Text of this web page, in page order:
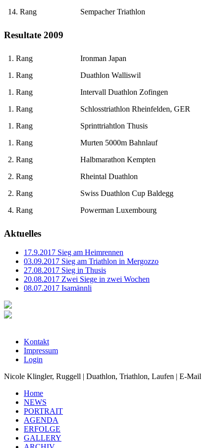
14. Rang
Sempacher Triathlon
Resultate 2009
1. Rang
Ironman Japan
1. Rang
Duathlon Walliswil
1. Rang
Intervall Duathlon Zofingen
1. Rang
Schlosstriathlon Rheinfelden, GER
1. Rang
Sprinttriahtlon Thusis
1. Rang
Murten 5000m Bahnlauf
2. Rang
Halbmarathon Kempten
2. Rang
Rheintal Duathlon
2. Rang
Swiss Duathlon Cup Baldegg
4. Rang
Powerman Luxembourg
Aktuelles
17.9.2017 Sieg am Heimrennen
03.09.2017 Sieg am Triathlon in Mergozzo
27.08.2017 Sieg in Thusis
20.08.2017 Zwei Siege in zwei Wochen
08.07.2017 Isamännli
Kontakt
Impressum
Login
Nicole Klingler, Ruggell | Duathlon, Triathlon, Laufen | E-Mail
Home
NEWS
PORTRAIT
AGENDA
ERFOLGE
GALLERY